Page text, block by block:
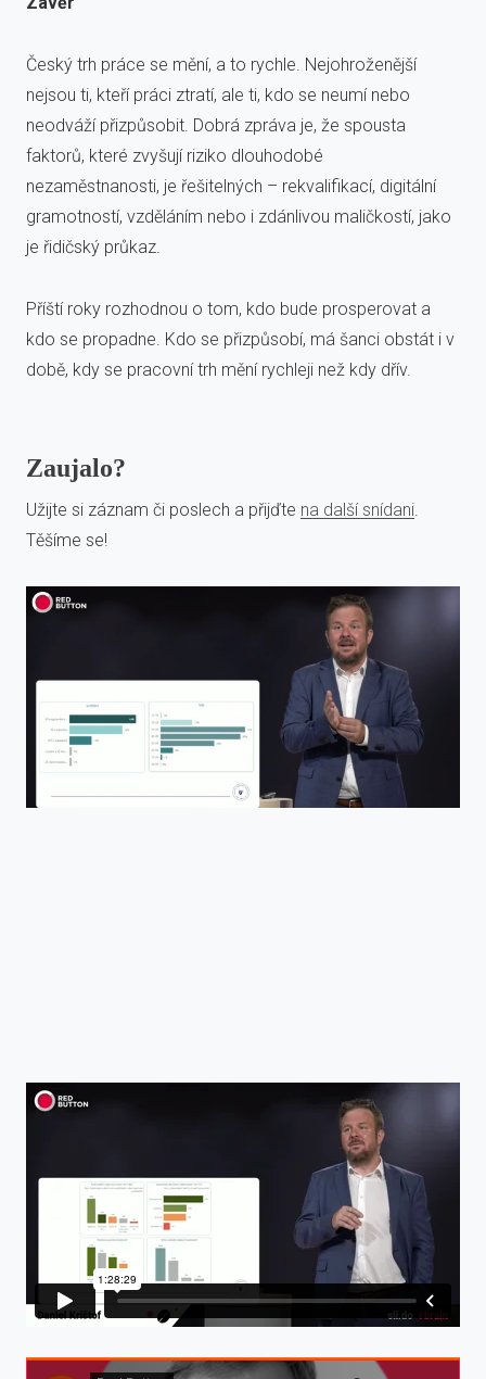
Český trh práce se mění, a to rychle. Nejohroženější
nejsou ti, kteří práci ztratí, ale ti, kdo se neumí nebo
neodváží přizpůsobit. Dobrá zpráva je, že spousta
faktorů, které zvyšují riziko dlouhodobé
nezaměstnanosti, je řešitelných – rekvalifikací, digitální
gramotností, vzděláním nebo i zdánlivou maličkostí, jako
je řidičský průkaz.
Příští roky rozhodnou o tom, kdo bude prosperovat a
kdo se propadne. Kdo se přizpůsobí, má šanci obstát i v
době, kdy se pracovní trh mění rychleji než kdy dřív.
Zaujalo?
Užijte si záznam či poslech a přijďte na další snídani.
Těšíme se!